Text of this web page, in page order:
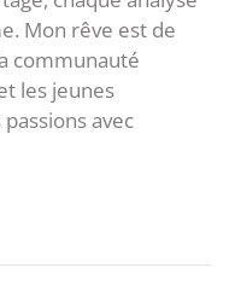
Mon rêve est de
communauté
les jeunes
avec